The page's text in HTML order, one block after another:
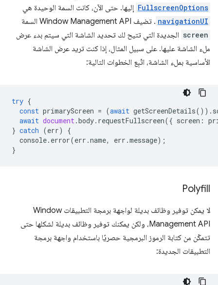
FullscreenOptions إليها. حتى الآن، كانت السمة الوحيدة هي
navigationUI . تضيف Window Management API السمة
screen الجديدة التي تتيح لك تحديد الشاشة التي سيتم بدء عرض
ملء الشاشة عليها. على سبيل المثال، إذا كنت تريد عرض الشاشة
الأساسية بملء الشاشة، اتّبِع الخطوات التالية:
try {
const primaryScreen = (await getScreenDetails()).
await document.body. requestFullscreen({ screen :
} catch (err)
{
console. error(err .name, err .message);
}
Polyfill
لا يمكن توفير وظائف بديلة لواجهة برمجة التطبيقات Window
Management API، ولكن يمكنك توفير وظائف بديلة لشكلها حتى
تتمكّن من كتابة الرموز البرمجية حصريًا باستخدام واجهة برمجة
التطبيقات الجديدة: